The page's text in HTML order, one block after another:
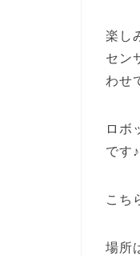
楽し
セン
わせ
ロボ
です♪
こち
場所